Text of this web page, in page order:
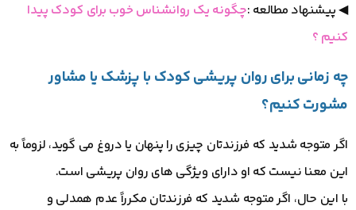
◀ پیشنهاد مطالعه :چگونه یک روانشناس خوب برای کودک پیدا
کنیم ؟
چه زمانی برای روان پریشی کودک با پزشک یا مشاور
مشورت کنیم؟
اگر متوجه شدید که فرزندتان چیزی را پنهان یا دروغ می گوید، لزوماً به
این معنا نیست که او دارای ویژگی های روان پریشی است.
با این حال، اگر متوجه شدید که فرزندتان مکرراً عدم همدلی و